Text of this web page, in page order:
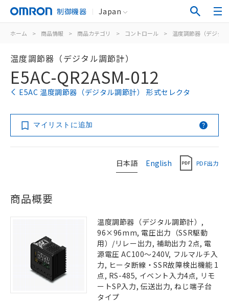
制御機器 Japan
ホーム > 商品情報 > 商品カテゴリ > コントロール > 温度調節器（デジタ
温度調節器（デジタル調節計）
E5AC-QR2ASM-012
E5AC 温度調節器（デジタル調節計） 形式セレクタ
マイリストに追加
日本語 English PDF出力
商品概要
温度調節器（デジタル調節計）,
96×96mm, 電圧出力（SSR駆動
用）/リレー出力, 補助出力 2点, 電
源電圧 AC100～240V, フルマルチ入
力, ヒータ断線・SSR故障検出機能 1
点, RS-485, イベント入力4点, リモ
ートSP入力, 伝送出力, ねじ端子台
タイプ